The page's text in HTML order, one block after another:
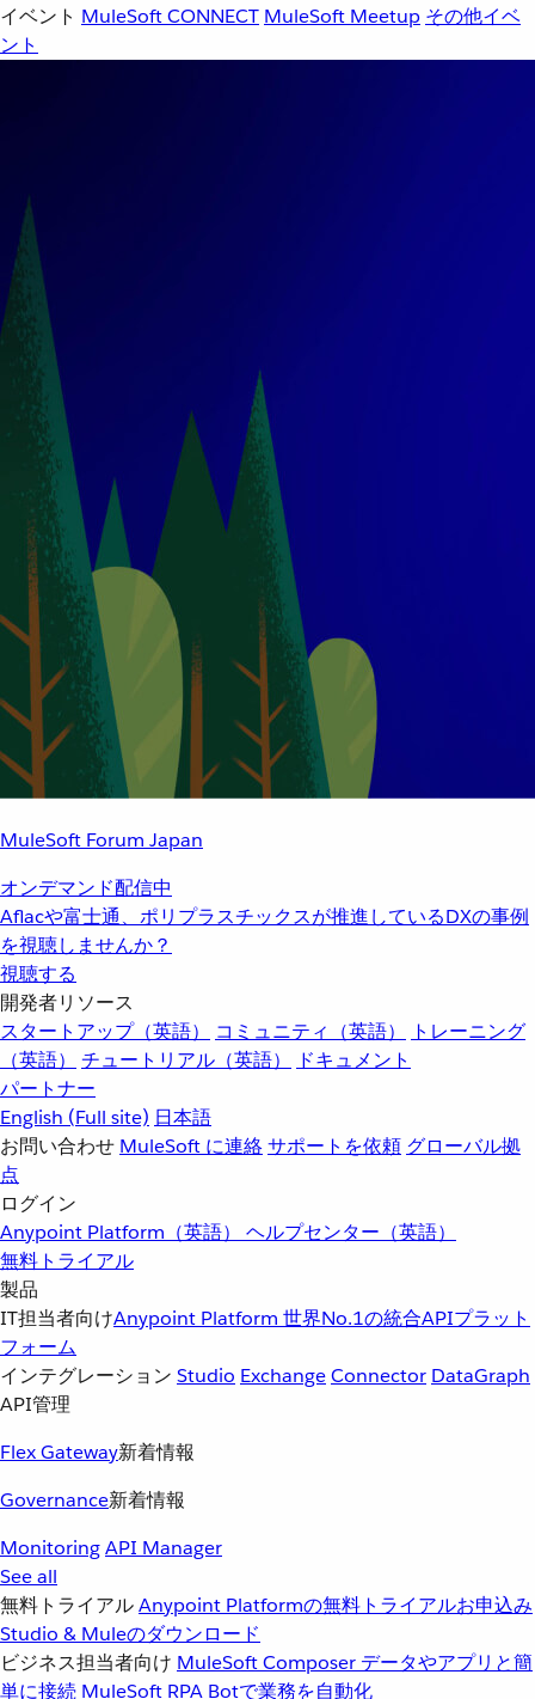
イベント MuleSoft CONNECT MuleSoft Meetup その他イベ
ント
MuleSoft Forum Japan
オンデマンド配信中
Aflacや富士通、ポリプラスチックスが推進しているDXの事例
を視聴しませんか？
視聴する
開発者リソース
スタートアップ（英語）
コミュニティ（英語）
トレーニング
（英語）
チュートリアル（英語）
ドキュメント
パートナー
English (Full site) 日本語
お問い合わせ MuleSoft に連絡サポートを依頼 グローバル拠
点
ログイン
Anypoint Platform（英語） ヘルプセンター（英語）
無料トライアル
製品
IT担当者向けAnypoint Platform 世界No.1の統合APIプラット
フォーム
インテグレーション Studio ExchangeConnector DataGraph
API管理
Flex Gateway新着情報
Governance新着情報
MonitoringAPI Manager
See all
無料トライアルAnypoint Platformの無料トライアルお申込み
Studio & Muleのダウンロード
ビジネス担当者向け MuleSoft Composer データやアプリと簡
単に接続 MuleSoft RPA Botで業務を自動化